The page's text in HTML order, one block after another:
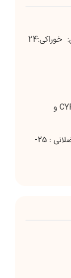
زمان رسیدن به حداکثر غلظت پلاسمایی: خوراکی:24
متابولیسم: متابولیزه شده توسط CYP2D6 و
نیمه عمر: خوراکی: 23 ساعت ؛ تزریق عضلانی : 25-